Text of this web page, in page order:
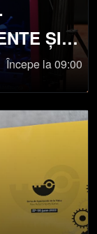
ȘI
Începe la 09:00